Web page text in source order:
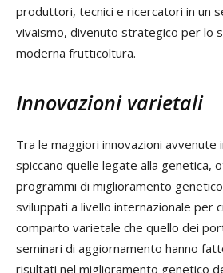
produttori, tecnici e ricercatori in un
vivaismo, divenuto strategico per lo
moderna frutticoltura.
Innovazioni varietali
Tra le maggiori innovazioni avvenute
spiccano quelle legate alla genetica,
programmi di miglioramento
sviluppati a livello internazionale per
comparto varietale che quello dei
seminari di aggiornamento hanno
risultati nel miglioramento genetico